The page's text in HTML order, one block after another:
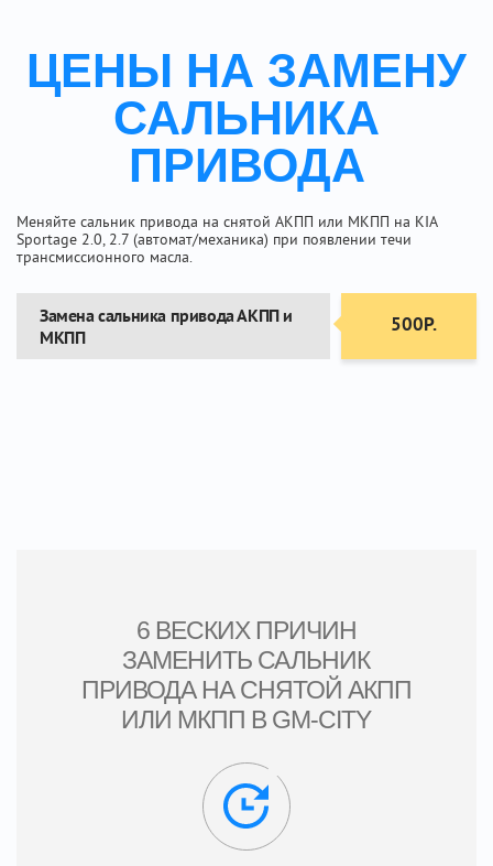
ЦЕНЫ НА ЗАМЕНУ
САЛЬНИКА
ПРИВОДА
Меняйте сальник привода на снятой АКПП или МКПП на KIA
Sportage 2.0, 2.7 (автомат/механика) при появлении течи
трансмиссионного масла.
Замена сальника привода АКПП и
МКПП
500Р.
6 ВЕСКИХ ПРИЧИН
ЗАМЕНИТЬ САЛЬНИК
ПРИВОДА НА СНЯТОЙ АКПП
ИЛИ МКПП В GM-CITY